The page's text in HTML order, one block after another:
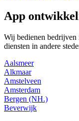
App
Wij bedienen
diensten in andere
Aalsmeer
Alkmaar
Amstelveen
Amsterdam
Bergen (NH.)
Beverwijk